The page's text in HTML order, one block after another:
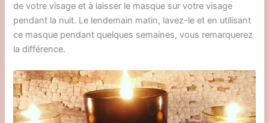
de votre visage et à laisser le masque sur votre visage
pendant la nuit. Le lendemain matin, lavez-le et en utilisant
ce masque pendant quelques semaines, vous remarquerez
la différence.